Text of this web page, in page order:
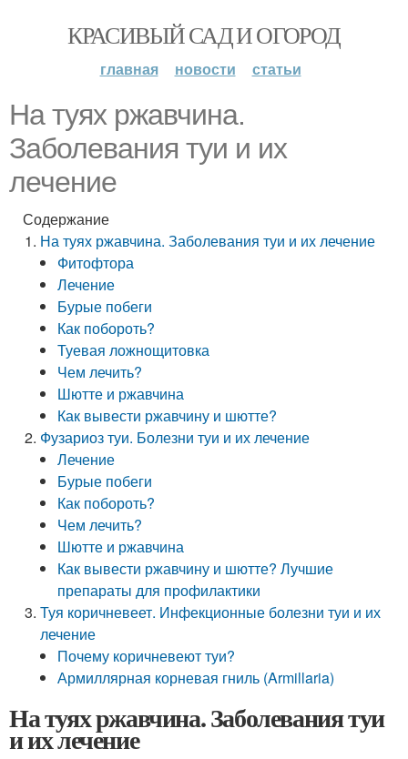
КРАСИВЫЙ САД И ОГОРОД
главная новости статьи
На туях ржавчина.
Заболевания туи и их
лечение
Содержание
На туях ржавчина. Заболевания туи и их лечение
Фитофтора
Лечение
Бурые побеги
Как побороть?
Туевая ложнощитовка
Чем лечить?
Шютте и ржавчина
Как вывести ржавчину и шютте?
Фузариоз туи. Болезни туи и их лечение
Лечение
Бурые побеги
Как побороть?
Чем лечить?
Шютте и ржавчина
Как вывести ржавчину и шютте? Лучшие
препараты для профилактики
Туя коричневеет. Инфекционные болезни туи и их
лечение
Почему коричневеют туи?
Армиллярная корневая гниль (Armillaria)
На туях ржавчина. Заболевания туи
и их лечение